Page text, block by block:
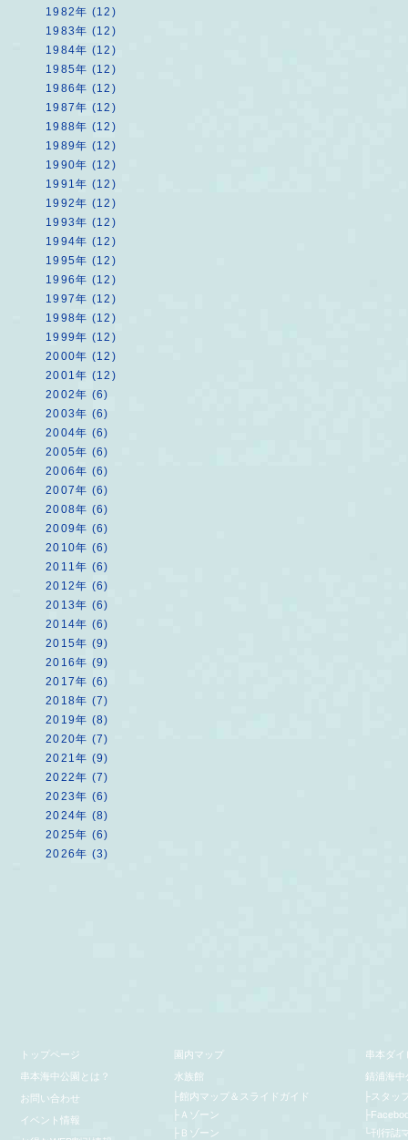
1982年 (12)
1983年 (12)
1984年 (12)
1985年 (12)
1986年 (12)
1987年 (12)
1988年 (12)
1989年 (12)
1990年 (12)
1991年 (12)
1992年 (12)
1993年 (12)
1994年 (12)
1995年 (12)
1996年 (12)
1997年 (12)
1998年 (12)
1999年 (12)
2000年 (12)
2001年 (12)
2002年 (6)
2003年 (6)
2004年 (6)
2005年 (6)
2006年 (6)
2007年 (6)
2008年 (6)
2009年 (6)
2010年 (6)
2011年 (6)
2012年 (6)
2013年 (6)
2014年 (6)
2015年 (9)
2016年 (9)
2017年 (6)
2018年 (7)
2019年 (8)
2020年 (7)
2021年 (9)
2022年 (7)
2023年 (6)
2024年 (8)
2025年 (6)
2026年 (3)
トップページ
串本海中公園とは？
お問い合わせ
イベント情報
園内マップ
水族館
├館内マップ＆スライドガイド
├ Ａゾーン
├ Ｂゾーン
串本ダ
錆浦海
├スタッ
├
└刊行誌